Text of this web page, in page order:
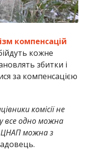
компенсацій
кожне
збитки і
за компенсацією
комісії не
все одно можна
можна з